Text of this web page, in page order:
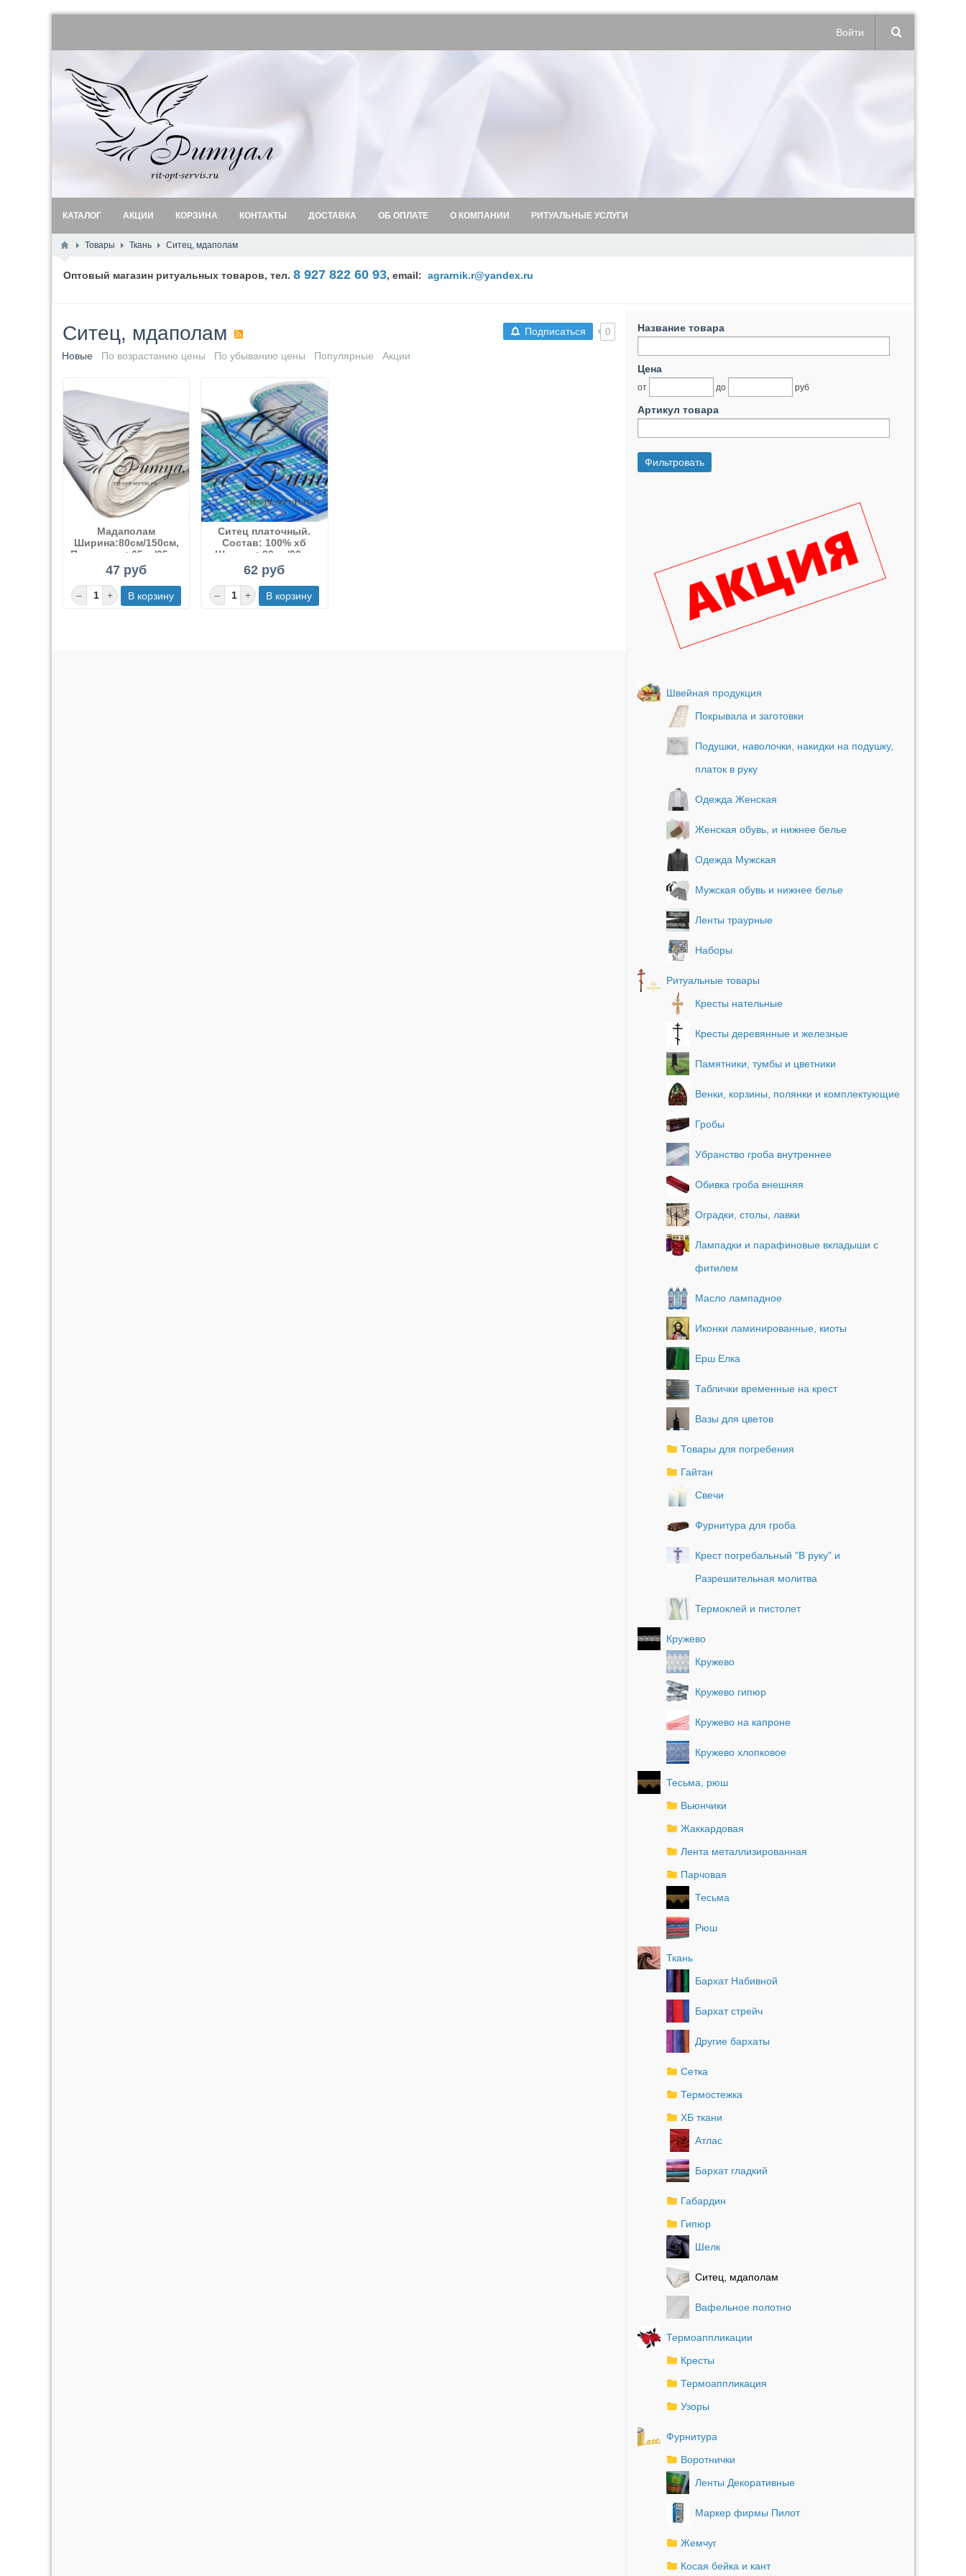
Войти
КАТАЛОГ АКЦИИ КОРЗИНА КОНТАКТЫ ДОСТАВКА ОБ ОПЛАТЕ О КОМПАНИИ РИТУАЛЬНЫЕ УСЛУГИ
Товары Ткань Ситец, мдаполам
Оптовый магазин ритуальных товаров, тел. 8 927 822 60 93, email: agrarnik.r@yandex.ru
Подписаться 0
Ситец, мдаполам
Новые По возрастанию цены По убыванию цены Популярные Акции
Мадаполам
Ширинa:80см/150см,
Плотность: 65гр/95гр,
Цвет: белый
47 руб
Ситец платочный.
Состав: 100% хб
Ширинa: 80см/90см
Плотность: 65гр/95гр
Цвет: рисунок
Отделка: н
62 руб
Название товара
Цена
от до руб
Артикул товара
Швейная продукция
Покрывала и заготовки
Подушки, наволочки, накидки на подушку,
платок в руку
Одежда Женская
Женская обувь, и нижнее белье
Одежда Мужская
Мужская обувь и нижнее белье
Ленты траурные
Наборы
Ритуальные товары
Кресты нательные
Кресты деревянные и железные
Памятники, тумбы и цветники
Венки, корзины, полянки и комплектующие
Гробы
Убранство гроба внутреннее
Обивка гроба внешняя
Оградки, столы, лавки
Лампадки и парафиновые вкладыши с
фитилем
Масло лампадное
Иконки ламинированные, киоты
Ерш Елка
Таблички временные на крест
Вазы для цветов
Товары для погребения
Гайтан
Свечи
Фурнитура для гроба
Крест погребальный "В руку" и
Разрешительная молитва
Термоклей и пистолет
Кружево
Кружево
Кружево гипюр
Кружево на капроне
Кружево хлопковое
Тесьма, рюш
Вьюнчики
Жаккардовая
Лента металлизированная
Парчовая
Тесьма
Рюш
Ткань
Бархат Набивной
Бархат стрейч
Другие бархаты
Сетка
Термостежка
ХБ ткани
Атлас
Бархат гладкий
Габардин
Гипюр
Шелк
Ситец, мдаполам
Вафельное полотно
Термоаппликации
Кресты
Термоаппликация
Узоры
Фурнитура
Воротнички
Ленты Декоративные
Маркер фирмы Пилот
Жемчуг
Косая бейка и кант